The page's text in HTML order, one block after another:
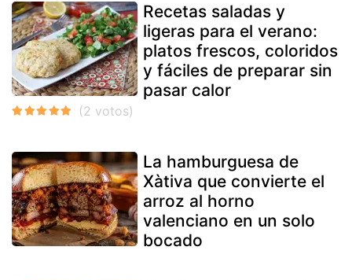
Recetas saladas y
ligeras para el verano:
platos frescos, coloridos
y fáciles de preparar sin
pasar calor
La hamburguesa de
Xàtiva que convierte el
arroz al horno
valenciano en un solo
bocado